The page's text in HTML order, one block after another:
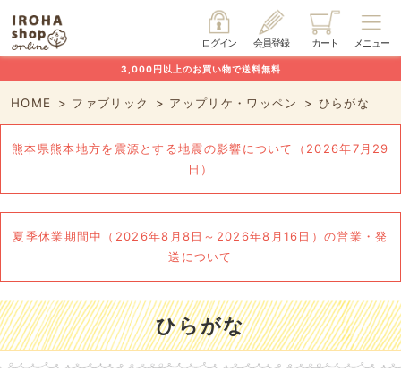
メニュー
カート
会員登録
ログイン
3,000円以上のお買い物で送料無料
HOME ファブリック アップリケ・ワッペン ひらがな
熊本県熊本地方を震源とする地震の影響について（2026年7月29
日）
夏季休業期間中（2026年8月8日～2026年8月16日）の営業・発
送について
ひらがな